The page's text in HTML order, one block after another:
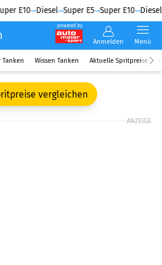
E10 Diesel Super E5 Super E10 Diesel
powered by
Anmelden Menü
Tanken Wissen Tanken Aktuelle Spritpreise
vergleichen
ANZEIGE